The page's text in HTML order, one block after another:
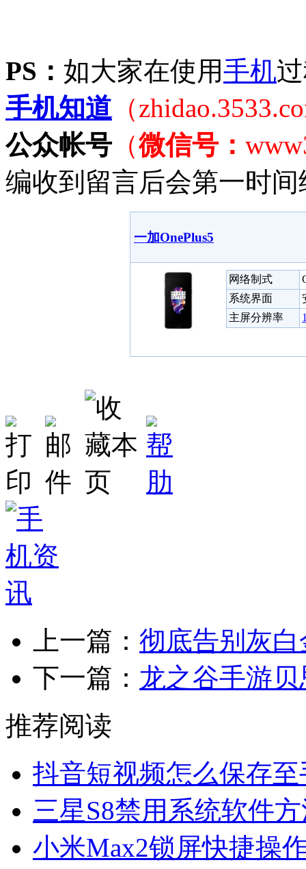
PS： 如大家在使用手机
手机知道 （
公众帐号（微信号：
编收到留言后会第一时
一加OnePlus5
网络制式
系统界面
主屏分辨率
上一篇： 彻底告别灰
下一篇： 龙之谷手游
推荐阅读
抖音短视频怎么保存至
三星S8禁用系统软件
小米Max2锁屏快捷操